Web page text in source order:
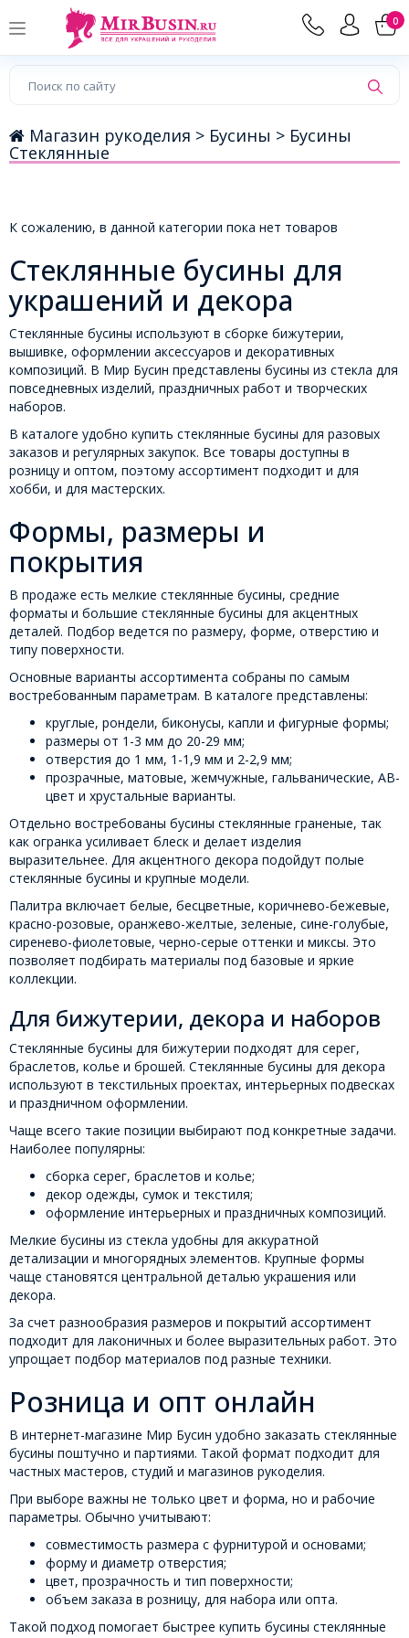
0
Магазин рукоделия > Бусины > Бусины
Стеклянные
К сожалению, в данной категории пока нет товаров
Стеклянные бусины для
украшений и декора
Стеклянные бусины используют в сборке бижутерии,
вышивке, оформлении аксессуаров и декоративных
композиций. В Мир Бусин представлены бусины из стекла для
повседневных изделий, праздничных работ и творческих
наборов.
В каталоге удобно купить стеклянные бусины для разовых
заказов и регулярных закупок. Все товары доступны в
розницу и оптом, поэтому ассортимент подходит и для
хобби, и для мастерских.
Формы, размеры и
покрытия
В продаже есть мелкие стеклянные бусины, средние
форматы и большие стеклянные бусины для акцентных
деталей. Подбор ведется по размеру, форме, отверстию и
типу поверхности.
Основные варианты ассортимента собраны по самым
востребованным параметрам. В каталоге представлены:
круглые, рондели, биконусы, капли и фигурные формы;
размеры от 1-3 мм до 20-29 мм;
отверстия до 1 мм, 1-1,9 мм и 2-2,9 мм;
прозрачные, матовые, жемчужные, гальванические, АВ-
цвет и хрустальные варианты.
Отдельно востребованы бусины стеклянные граненые, так
как огранка усиливает блеск и делает изделия
выразительнее. Для акцентного декора подойдут полые
стеклянные бусины и крупные модели.
Палитра включает белые, бесцветные, коричнево-бежевые,
красно-розовые, оранжево-желтые, зеленые, сине-голубые,
сиренево-фиолетовые, черно-серые оттенки и миксы. Это
позволяет подбирать материалы под базовые и яркие
коллекции.
Для бижутерии, декора и наборов
Стеклянные бусины для бижутерии подходят для серег,
браслетов, колье и брошей. Стеклянные бусины для декора
используют в текстильных проектах, интерьерных подвесках
и праздничном оформлении.
Чаще всего такие позиции выбирают под конкретные задачи.
Наиболее популярны:
сборка серег, браслетов и колье;
декор одежды, сумок и текстиля;
оформление интерьерных и праздничных композиций.
Мелкие бусины из стекла удобны для аккуратной
детализации и многорядных элементов. Крупные формы
чаще становятся центральной деталью украшения или
декора.
За счет разнообразия размеров и покрытий ассортимент
подходит для лаконичных и более выразительных работ. Это
упрощает подбор материалов под разные техники.
Розница и опт онлайн
В интернет-магазине Мир Бусин удобно заказать стеклянные
бусины поштучно и партиями. Такой формат подходит для
частных мастеров, студий и магазинов рукоделия.
При выборе важны не только цвет и форма, но и рабочие
параметры. Обычно учитывают:
совместимость размера с фурнитурой и основами;
форму и диаметр отверстия;
цвет, прозрачность и тип поверхности;
объем заказа в розницу, для набора или опта.
Такой подход помогает быстрее купить бусины стеклянные